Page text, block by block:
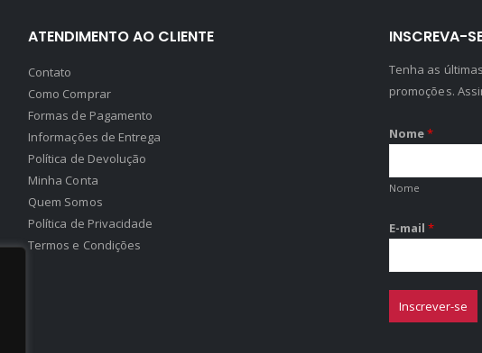
ATENDIMENTO AO CLIENTE
Contato
Como Comprar
Formas de Pagamento
Informações de Entrega
Política de Devolução
Minha Conta
Quem Somos
Política de Privacidade
Termos e Condições
INSCREVA-
Tenha as
promoções.
Nome*
Nome
E-mail*
Inscrever-se